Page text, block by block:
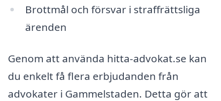
Brottmål och försvar i straffrättsliga
ärenden
Genom att använda hitta-advokat.se kan
du enkelt få flera erbjudanden från
advokater i Gammelstaden. Detta gör att